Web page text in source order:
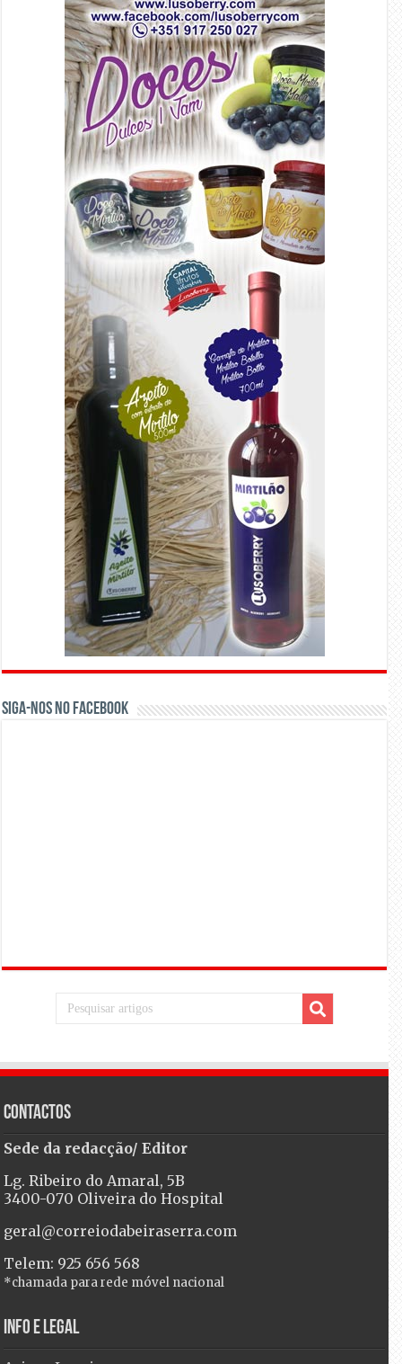
Siga-nos no Facebook
Contactos
Sede da redacção/ Editor
Lg. Ribeiro do Amaral, 5B
3400-070 Oliveira do Hospital
geral@correiodabeiraserra.com
Telem: 925 656 568
*chamada para rede móvel nacional
Info e Legal